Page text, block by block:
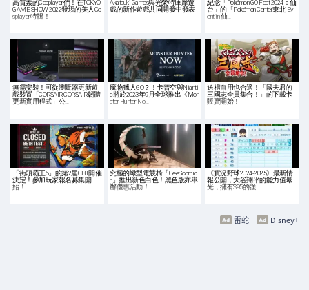
高質素的Cosplayer們！在TOKYO
GAME SHOW 2022發現的美人Co
splayer特輯！
Akatsuki Games與光榮特庫摩遊
戲的新作遊戲共同開發中發表
紀念「Pokémon GO Fest 2024：仙
台」的「Pokémon Center東北 Ev
ent in 仙…
無需安裝！可從瀏覽器更新遊
戲裝置「CORSAIR CORSAIR韌體
更新實用程式」公…
魔物獵人GO？！卡普空與Nianti
c將於2023年9月全球推出《Mon
ster Hunter No…
送禮自用也合適！「國夫君的
三國志全員集合！」的下載卡
販賣開始！
「街頭霸王6」的第2屆CBT開催
決定！參加玩家報名募集開
始！
究極的蠍型電競椅「GeeScorpio
n」推出新色白色！黑色版亦舉
辦優惠活動！
《實況野球2024-2025》最新情
報公開，大谷翔平的能力值曝
光，擁有S95的強…
Disney+
雷蛇